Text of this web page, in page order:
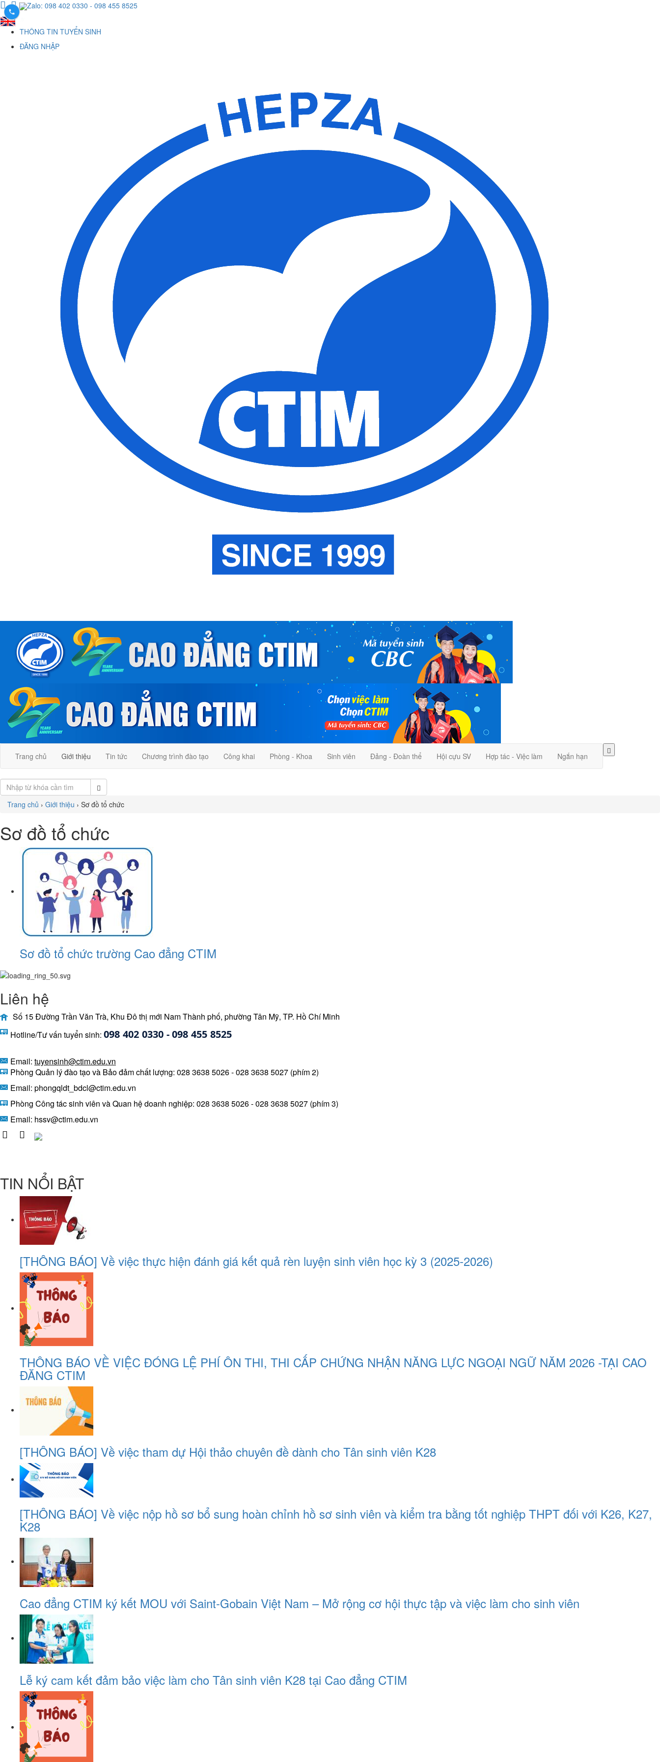
Zalo: 098 402 0330 - 098 455 8525
THÔNG TIN TUYỂN SINH
ĐĂNG NHẬP
Trang chủ Giới thiệu Tin tức Chương trình đào tạo Công khai Phòng - Khoa Sinh viên Đảng - Đoàn thể Hội cựu SV Hợp tác - Việc làm Ngắn hạn
Trang chủ › Giới thiệu › Sơ đồ tổ chức
Sơ đồ tổ chức
Sơ đồ tổ chức trường Cao đẳng CTIM
Liên hệ
Số 15 Đường Trần Văn Trà, Khu Đô thị mới Nam Thành phố, phường Tân Mỹ, TP. Hồ Chí Minh
Hotline/Tư vấn tuyển sinh: 098 402 0330 - 098 455 8525
Email: tuyensinh@ctim.edu.vn
Phòng Quản lý đào tạo và Bảo đảm chất lượng: 028 3638 5026 - 028 3638 5027 (phím 2)
Email: phongqldt_bdcl@ctim.edu.vn
Phòng Công tác sinh viên và Quan hệ doanh nghiệp: 028 3638 5026 - 028 3638 5027 (phím 3)
Email: hssv@ctim.edu.vn
TIN NỔI BẬT
[THÔNG BÁO] Về việc thực hiện đánh giá kết quả rèn luyện sinh viên học kỳ 3 (2025-2026)
THÔNG BÁO VỀ VIỆC ĐÓNG LỆ PHÍ ÔN THI, THI CẤP CHỨNG NHẬN NĂNG LỰC NGOẠI NGỮ NĂM 2026 -TẠI CAO
ĐĂNG CTIM
[THÔNG BÁO] Về việc tham dự Hội thảo chuyên đề dành cho Tân sinh viên K28
[THÔNG BÁO] Về việc nộp hồ sơ bổ sung hoàn chỉnh hồ sơ sinh viên và kiểm tra bằng tốt nghiệp THPT đối với K26, K27,
K28
Cao đẳng CTIM ký kết MOU với Saint-Gobain Việt Nam – Mở rộng cơ hội thực tập và việc làm cho sinh viên
Lễ ký cam kết đảm bảo việc làm cho Tân sinh viên K28 tại Cao đẳng CTIM